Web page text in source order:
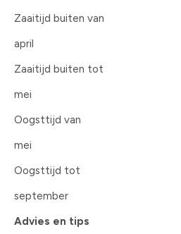
Zaaitijd buiten van
april
Zaaitijd buiten tot
mei
Oogsttijd van
mei
Oogsttijd tot
september
Advies en tips